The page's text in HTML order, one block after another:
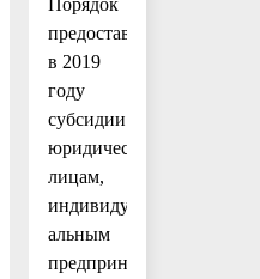
предоставления
в 2019
году
субсидии
юридическим
лицам,
индивиду-
альным
предпринимателям,